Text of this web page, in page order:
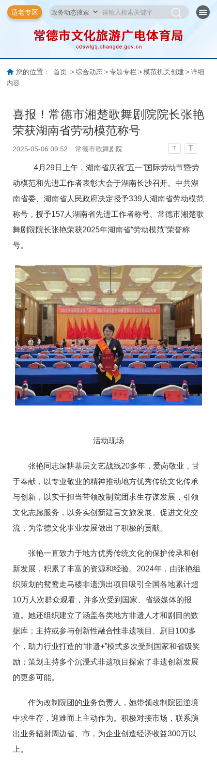
适老专区
您的位置： 首页 > 综合动态 > 专题专栏 > 模范机关创建 > 详细
内容
喜报！常德市湘楚歌舞剧院院长张艳
荣获湖南省劳动模范称号
2025-05-06 09:52 常德市歌舞剧院 T T
4月29日上午，湖南省庆祝“五一”国际劳动节暨劳
动模范和先进工作者表彰大会于湖南长沙召开。中共湖
南省委、湖南省人民政府决定授予339人湖南省劳动模范
称号，授予157人湖南省先进工作者称号。常德市湘楚歌
舞剧院院长张艳荣获2025年湖南省“劳动模范”荣誉称
号。
活动现场
张艳同志深耕基层文艺战线20多年，爱岗敬业，甘
于奉献，以专业敬业的精神推动地方优秀传统文化传承
与创新，以实干担当带领改制院团求生存谋发展，引领
文化志愿服务，以务实创新建言文旅发展、促进文化交
流，为常德文化事业发展做出了积极的贡献。
张艳一直致力于地方优秀传统文化的保护传承和创
新发展，积累了丰富的资源和经验。 2024年，由张艳组
织策划的鸳鸯走马楼非遗演出项目吸引全国各地累计超
10万人次群众观看，并多次受到国家、省级媒体的报
道。她还组织建立了涵盖各类地方非遗人才和剧目的数
据库；主持或参与创新性融合性非遗项目、剧目100多
个，助力行业打造的“非遗+”模式多次受到国家和省级奖
励；策划主持多个沉浸式非遗项目探索了非遗创新发展
的更多可能。
作为改制院团的业务负责人，她带领改制院团逆境
中求生存，迎难而上主动作为。积极对接市场，联系演
出业务辐射周边省、市，为企业创造经济收益300万以
上。